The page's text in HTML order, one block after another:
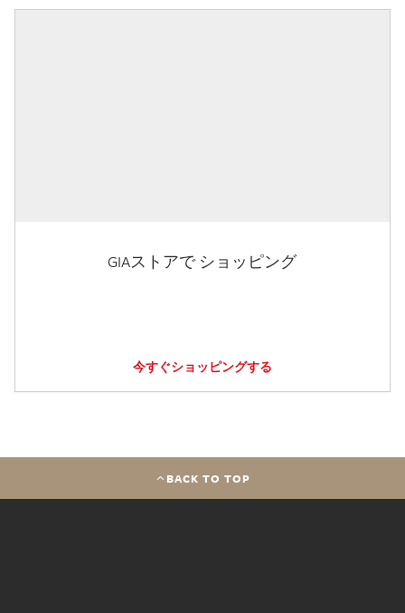
GIAストアで ショッピング
今すぐショッピングする
BACK TO TOP